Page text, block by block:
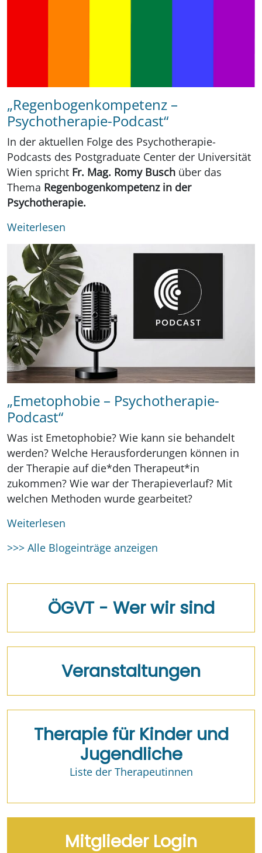
„Regenbogenkompetenz –
Psychotherapie-Podcast“
In der aktuellen Folge des Psychotherapie-
Podcasts des Postgraduate Center der Universität
Wien spricht Fr. Mag. Romy Busch über das
Thema Regenbogenkompetenz in der
Psychotherapie.
Weiterlesen
„Emetophobie – Psychotherapie-
Podcast“
Was ist Emetophobie? Wie kann sie behandelt
werden? Welche Herausforderungen können in
der Therapie auf die*den Therapeut*in
zukommen? Wie war der Therapieverlauf? Mit
welchen Methoden wurde gearbeitet?
Weiterlesen
>>> Alle Blogeinträge anzeigen
ÖGVT - Wer wir sind
Veranstaltungen
Therapie für Kinder und
Jugendliche
Liste der Therapeutinnen
Mitglieder Login